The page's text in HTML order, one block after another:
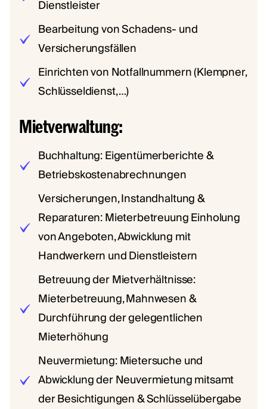
Dienstleister
Bearbeitung von Schadens- und
Versicherungsfällen
Einrichten von Notfallnummern (Klempner,
Schlüsseldienst, …)
Mietverwaltung:
Buchhaltung: Eigentümerberichte &
Betriebskostenabrechnungen
Versicherungen, Instandhaltung &
Reparaturen: Mieterbetreuung Einholung
von Angeboten, Abwicklung mit
Handwerkern und Dienstleistern
Betreuung der Mietverhältnisse:
Mieterbetreuung, Mahnwesen &
Durchführung der gelegentlichen
Mieterhöhung
Neuvermietung: Mietersuche und
Abwicklung der Neuvermietung mitsamt
der Besichtigungen & Schlüsselübergabe